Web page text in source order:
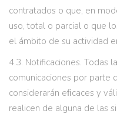
contratados o que, en
uso, total o parcial o que
el ámbito de su actividad
4.3. Notificaciones. Todas
comunicaciones por parte
considerarán eﬁcaces y
realicen de alguna de las